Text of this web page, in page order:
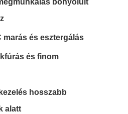
bonyolult
marás és esztergálás
és finom
hosszabb
alatt